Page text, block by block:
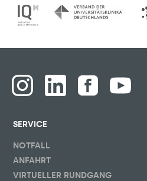
SERVICE
NOTFALL
ANFAHRT
VIRTUELLER RUNDGANG